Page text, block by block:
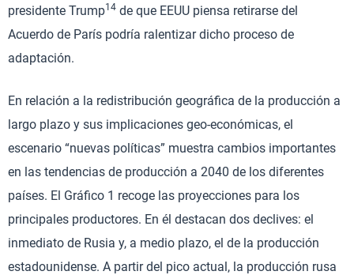
presidente Trump14 de que EEUU piensa retirarse del
Acuerdo de París podría ralentizar dicho proceso de
adaptación.
En relación a la redistribución geográfica de la producción a
largo plazo y sus implicaciones geo-económicas, el
escenario “nuevas políticas” muestra cambios importantes
en las tendencias de producción a 2040 de los diferentes
países. El Gráfico 1 recoge las proyecciones para los
principales productores. En él destacan dos declives: el
inmediato de Rusia y, a medio plazo, el de la producción
estadounidense. A partir del pico actual, la producción rusa